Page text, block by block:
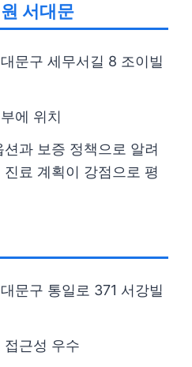
서대문
문구 세무서길 8 조이빌
에 위치
과 보증 정책으로 알려
료 계획이 강점으로 평
문구 통일로 371 서강빌
접근성 우수